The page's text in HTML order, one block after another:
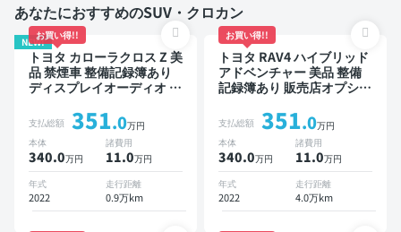
あなたにおすすめのSUV・クロカン
NEW!
お買い得!!
トヨタ カローラクロス Z 美
品 禁煙車 整備記録簿あり
ディスプレイオーディオ ※
スポットモニター オートク
ルーズ スマートキー ETC
電動バックドア バックモニ
ター 全方位カメラ ドライ
ブレコーダー 衝突軽減
支払総額 351.0万円
本体
340.0万円
諸費用
11.0万円
年式
2022
走行距離
0.9万km
お買い得!!
トヨタ RAV4 ハイブリッド
アドベンチャー 美品 整備
記録簿あり 販売店オプショ
ットモニター デジタルイン
ナーミラー オートクルーズ
スマートキー ETC バック
モニター ドライブレコーダ
ー 衝突軽減
支払総額 351.0万円
本体
340.0万円
諸費用
11.0万円
年式
2022
走行距離
4.0万km